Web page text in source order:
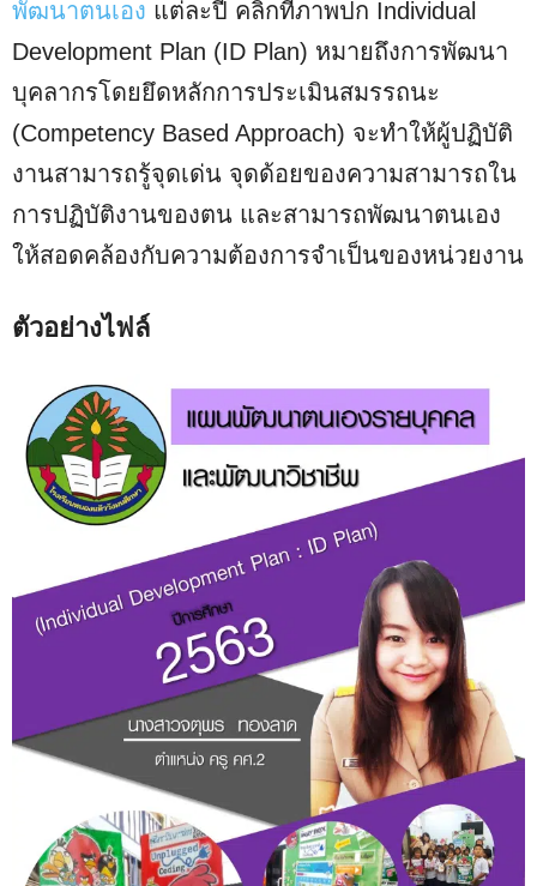
พัฒนาตนเอง แต่ละปี คลิกที่ภาพปก Individual
Development Plan (ID Plan) หมายถึงการพัฒนา
บุคลากรโดยยึดหลักการประเมินสมรรถนะ
(Competency Based Approach) จะทำให้ผู้ปฏิบัติ
งานสามารถรู้จุดเด่น จุดด้อยของความสามารถใน
การปฏิบัติงานของตน และสามารถพัฒนาตนเอง
ให้สอดคล้องกับความต้องการจำเป็นของหน่วยงาน
ตัวอย่างไฟล์